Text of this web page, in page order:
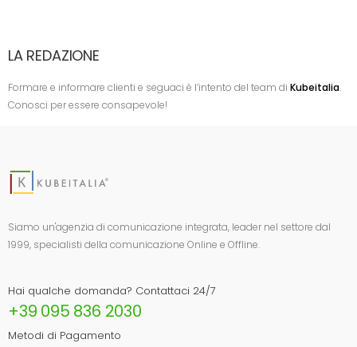
LA REDAZIONE
Formare e informare clienti e seguaci è l’intento del team di Kubeitalia.
Conosci per essere consapevole!
Siamo un'agenzia di comunicazione integrata, leader nel settore dal
1999, specialisti della comunicazione Online e Offline.
Hai qualche domanda? Contattaci 24/7
+39 095 836 2030
Metodi di Pagamento